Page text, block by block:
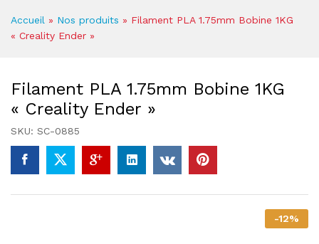
Accueil » Nos produits » Filament PLA 1.75mm Bobine 1KG
« Creality Ender »
Filament PLA 1.75mm Bobine 1KG
« Creality Ender »
SKU: SC-0885
-12%